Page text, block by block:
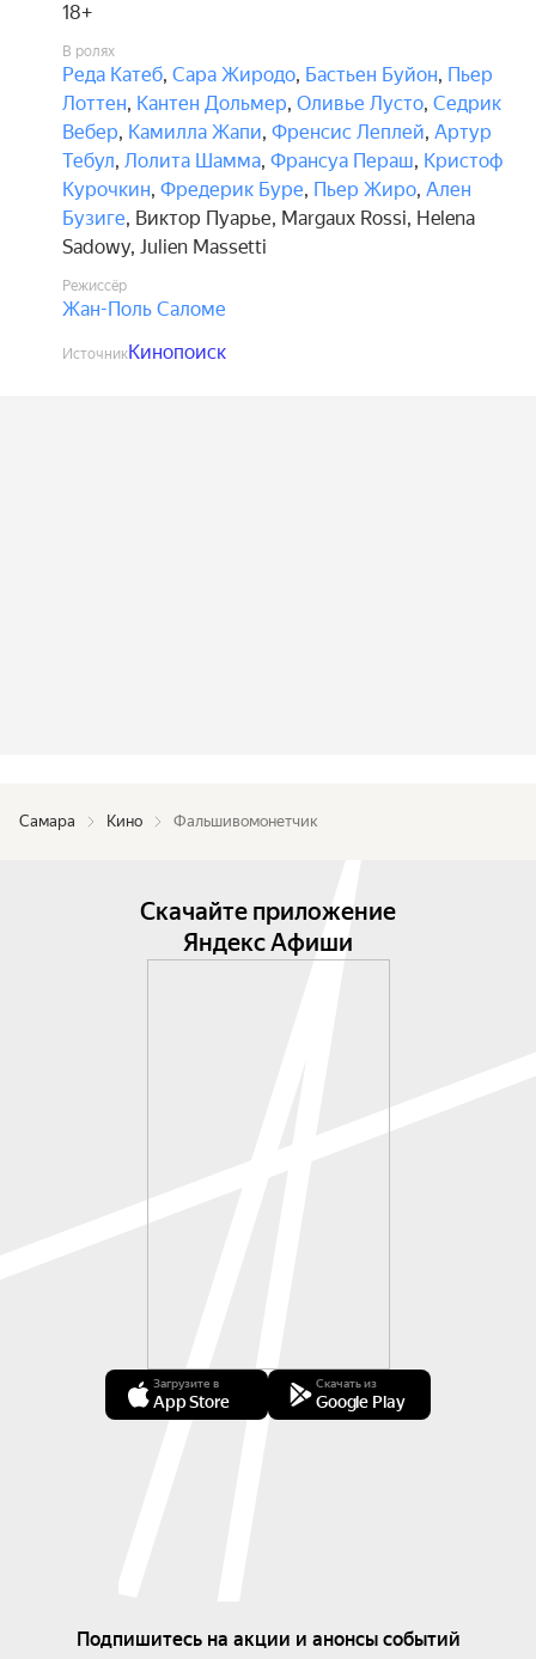
18+
В ролях
Реда Катеб, Сара Жиродо, Бастьен Буйон, Пьер
Лоттен, Кантен Дольмер, Оливье Лусто, Седрик
Вебер, Камилла Жапи, Френсис Леплей, Артур
Тебул, Лолита Шамма, Франсуа Пераш, Кристоф
Курочкин, Фредерик Буре, Пьер Жиро, Ален
Бузиге, Виктор Пуарье, Margaux Rossi, Helena
Sadowy, Julien Massetti
Режиссёр
Жан-Поль Саломе
ИсточникКинопоиск
Самара Кино Фальшивомонетчик
Скачайте приложение
Яндекс Афиши
Загрузите в
App Store
Скачать из
Google Play
Подпишитесь на акции и анонсы событий